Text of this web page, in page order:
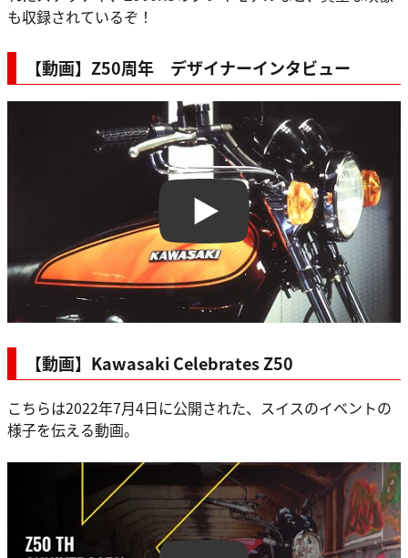
も収録されているぞ！
【動画】Z50周年 デザイナーインタビュー
Play
【動画】Kawasaki Celebrates Z50
こちらは2022年7月4日に公開された、スイスのイベントの
様子を伝える動画。